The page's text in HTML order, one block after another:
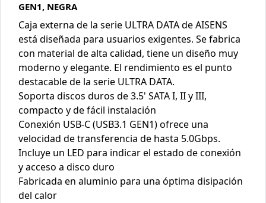
GEN1, NEGRA
Caja externa de la serie ULTRA DATA de AISENS
está diseñada para usuarios exigentes. Se fabrica
con material de alta calidad, tiene un diseño muy
moderno y elegante. El rendimiento es el punto
destacable de la serie ULTRA DATA.
Soporta discos duros de 3.5' SATA I, II y III,
compacto y de fácil instalación
Conexión USB-C (USB3.1 GEN1) ofrece una
velocidad de transferencia de hasta 5.0Gbps.
Incluye un LED para indicar el estado de conexión
y acceso a disco duro
Fabricada en aluminio para una óptima disipación
del calor